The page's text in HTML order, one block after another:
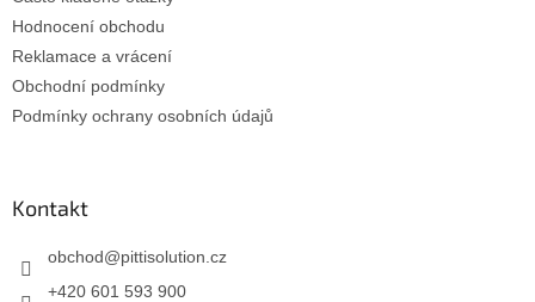
Hodnocení obchodu
Reklamace a vrácení
Obchodní podmínky
Podmínky ochrany osobních údajů
Kontakt
obchod@pittisolution.cz
+420 601 593 900